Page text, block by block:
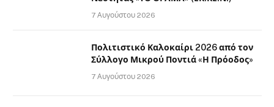
7 Αυγούστου 2026
Πολιτιστικό Καλοκαίρι 2026 από τον
Σύλλογο Μικρού Ποντιά «Η Πρόοδος»
7 Αυγούστου 2026